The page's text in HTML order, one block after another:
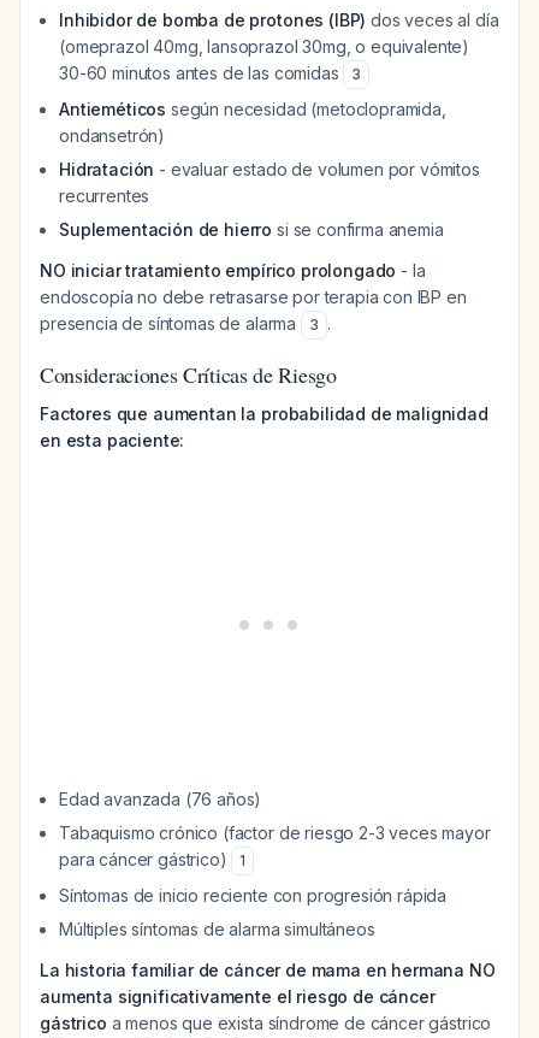
Inhibidor de bomba de protones (IBP) dos veces al día
(omeprazol 40mg, lansoprazol 30mg, o equivalente)
30-60 minutos antes de las comidas
3
Antieméticos según necesidad (metoclopramida,
ondansetrón)
Hidratación - evaluar estado de volumen por vómitos
recurrentes
Suplementación de hierro si se confirma anemia
NO iniciar tratamiento empírico prolongado - la
endoscopía no debe retrasarse por terapia con IBP en
presencia de síntomas de alarma
3 .
Consideraciones Críticas de Riesgo
Factores que aumentan la probabilidad de malignidad
en esta paciente:
Edad avanzada (76 años)
Tabaquismo crónico (factor de riesgo 2-3 veces mayor
para cáncer gástrico)
1
Síntomas de inicio reciente con progresión rápida
Múltiples síntomas de alarma simultáneos
La historia familiar de cáncer de mama en hermana NO
aumenta significativamente el riesgo de cáncer
gástrico a menos que exista síndrome de cáncer gástrico